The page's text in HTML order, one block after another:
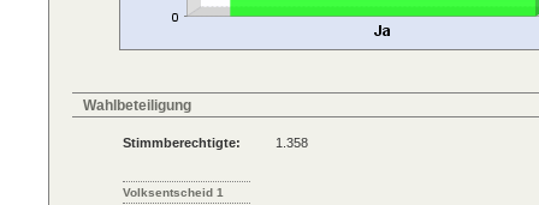
Wahlbeteiligung
Stimmberechtigte: 1.358
Volksentscheid 1